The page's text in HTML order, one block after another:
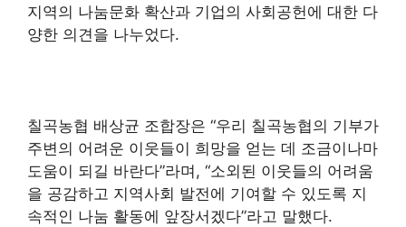
지역의 나눔문화 확산과 기업의 사회공헌에 대한 다
양한 의견을 나누었다.
칠곡농협 배상균 조합장은 “우리 칠곡농협의 기부가
주변의 어려운 이웃들이 희망을 얻는 데 조금이나마
도움이 되길 바란다”라며, “소외된 이웃들의 어려움
을 공감하고 지역사회 발전에 기여할 수 있도록 지
속적인 나눔 활동에 앞장서겠다”라고 말했다.